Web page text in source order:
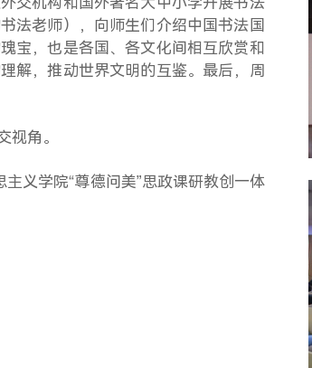
法老师），向师生们介绍中国书法国
宝，也是各国、各文化间相互欣赏和
解，推动世界文明的互鉴。最后，周
角。
主义学院“尊德问美”思政课研教创一体